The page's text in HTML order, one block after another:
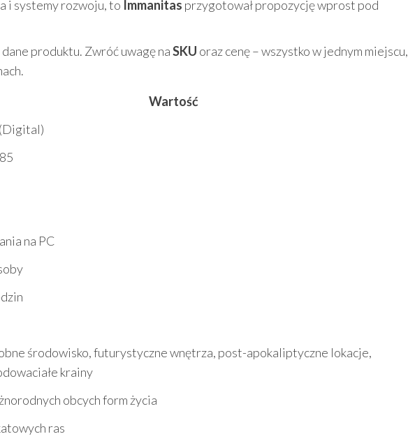
i systemy rozwoju, to Immanitas przygotował propozycję wprost pod
produktu. Zwróć uwagę naSKU oraz cenę – wszystko w jednym miejscu,
Wartość
na PC
środowisko, futurystyczne wnętrza, post-apokaliptyczne lokacje,
krainy
obcych form życia
ras